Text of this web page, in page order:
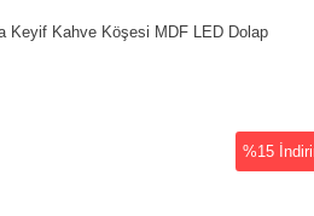
Keyif Kahve Köşesi MDF LED Dolap
%15